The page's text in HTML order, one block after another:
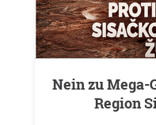
Nein zu Mega-Geflügelanlagen in der
Region